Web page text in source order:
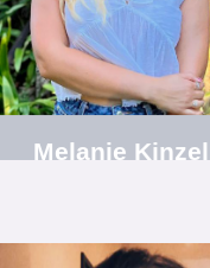
Melanie Kinzel